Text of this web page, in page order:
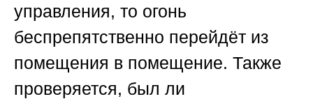
управления, то огонь
беспрепятственно перейдёт из
помещения в помещение. Также
проверяется, был ли